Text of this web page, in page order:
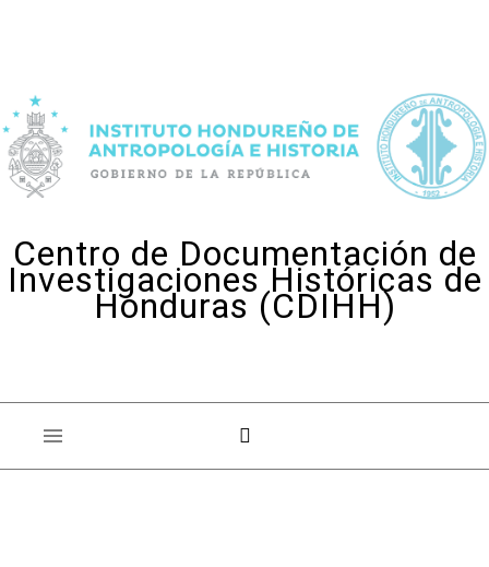
Centro de Documentación de
Investigaciones Históricas de
Honduras (CDIHH)